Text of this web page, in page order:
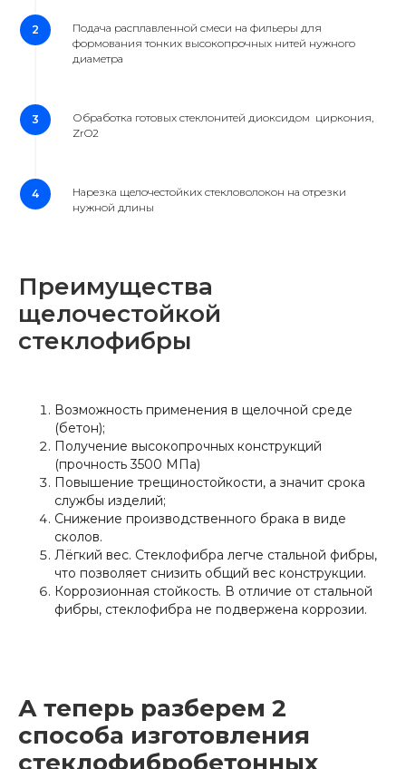
Подача расплавленной смеси на фильеры для
формования тонких высокопрочных нитей нужного
диаметра
Обработка готовых стеклонитей диоксидом циркония,
ZrO2
Нарезка щелочестойких стекловолокон на отрезки
нужной длины
Преимущества
щелочестойкой
стеклофибры
Возможность применения в щелочной среде
(бетон);
Получение высокопрочных конструкций
(прочность 3500 МПа)
Повышение трещиностойкости, а значит срока
службы изделий;
Снижение производственного брака в виде
сколов.
Лёгкий вес. Стеклофибра легче стальной фибры,
что позволяет снизить общий вес конструкции.
Коррозионная стойкость. В отличие от стальной
фибры, стеклофибра не подвержена коррозии.
А теперь разберем 2
способа изготовления
стеклофибробетонных